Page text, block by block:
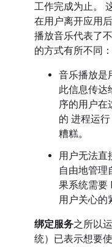
工作完成为止。
在用户离开应用
播放音乐代表了
的方式有所不同：
音乐播放是
此信息传达
序的用户在
的 进程运
糟糕。
用户无法直
自由地管理
果系统需要
用户关心的
绑定服务之所以
统）已表示想要